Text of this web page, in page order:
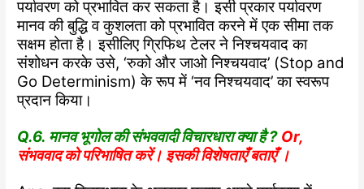
पर्यावरण को प्रभावित कर सकता है। इसी प्रकार पर्यावरण
मानव की बुद्धि व कुशलता को प्रभावित करने में एक सीमा तक
सक्षम होता है। इसीलिए ग्रिफिथ टेलर ने निश्चयवाद का
संशोधन करके उसे, ‘रुको और जाओ निश्चयवाद’ (Stop and
Go Determinism) के रूप में ‘नव निश्चयवाद’ का स्वरूप
प्रदान किया।
Q.6. मानव भूगोल की संभववादी विचारधारा क्या है ? Or,
संभववाद को परिभाषित करें। इसकी विशेषताएँ बताएँ ।